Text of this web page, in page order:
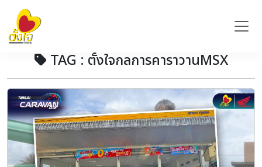
TAG : ตั้งใจกลการคาราวานMSX